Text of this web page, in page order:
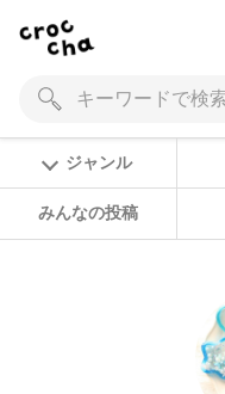
ジャンル
みんなの投稿